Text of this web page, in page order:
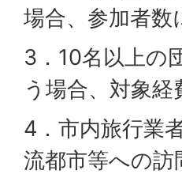
場合、参加者
3．10名以上の
う場合、対象
4．市内旅行業
流都市等への